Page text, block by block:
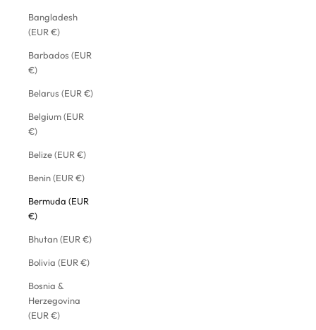
Bangladesh
(EUR €)
Barbados (EUR
€)
Belarus (EUR €)
Belgium (EUR
€)
Belize (EUR €)
Benin (EUR €)
Bermuda (EUR
€)
Bhutan (EUR €)
Bolivia (EUR €)
Bosnia &
Herzegovina
(EUR €)